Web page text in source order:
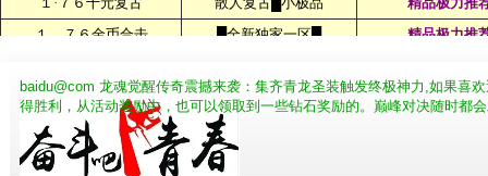
baidu@com 龙魂觉醒传奇震撼来袭：集齐青龙圣装触发终极神力,如果喜
得胜利，从活动奖励中，也可以领取到一些钻石奖励的。巅峰对决随时都